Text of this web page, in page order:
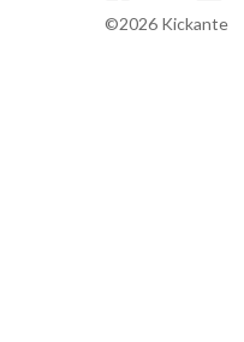
©2026 Kickante